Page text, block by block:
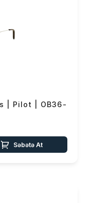
| Pilot | OB36-
Səbətə At